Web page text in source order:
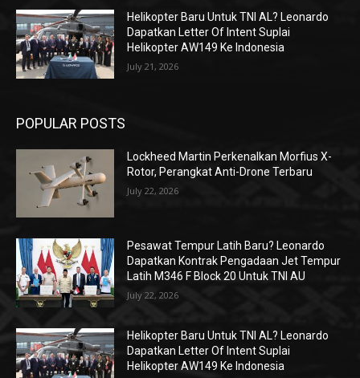
Helikopter Baru Untuk TNI AL? Leonardo
Dapatkan Letter Of Intent Suplai
Helikopter AW149 Ke Indonesia
July 21, 2026
POPULAR POSTS
Lockheed Martin Perkenalkan Morfius X-
Rotor, Perangkat Anti-Drone Terbaru
July 22, 2026
Pesawat Tempur Latih Baru? Leonardo
Dapatkan Kontrak Pengadaan Jet Tempur
Latih M346 F Block 20 Untuk TNI AU
July 22, 2026
Helikopter Baru Untuk TNI AL? Leonardo
Dapatkan Letter Of Intent Suplai
Helikopter AW149 Ke Indonesia